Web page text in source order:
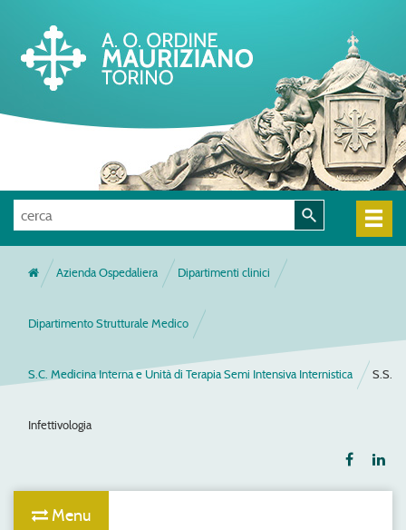
Azienda Ospedaliera Dipartimenti clinici
Dipartimento Strutturale Medico
S.C. Medicina Interna e Unità di Terapia Semi Intensiva Internistica S.S.
Infettivologia
Menu